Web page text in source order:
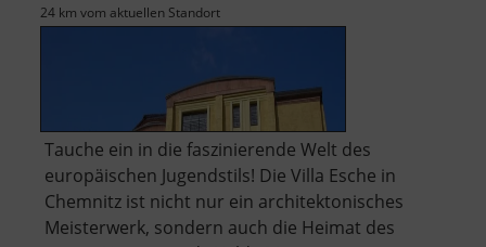
24 km vom aktuellen Standort
Tauche ein in die faszinierende Welt des
europäischen Jugendstils! Die Villa Esche in
Chemnitz ist nicht nur ein architektonisches
Meisterwerk, sondern auch die Heimat des